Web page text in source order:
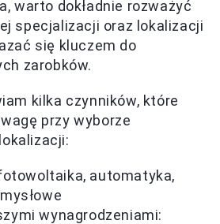
warto dokładnie rozważyć
specjalizacji oraz lokalizacji
się kluczem do
zarobków.
kilka czynników, które
przy wyborze
automatyka,
wynagrodzeniami: